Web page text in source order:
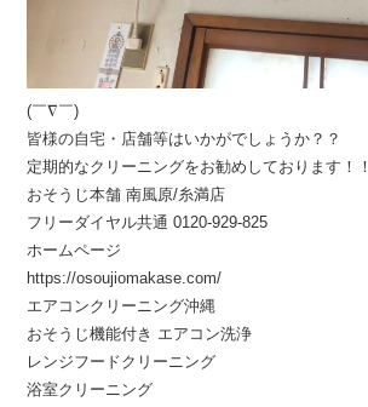
(￣∇￣)
皆様の自宅・店舗等はいかがでしょうか？？
定期的なクリーニングをお勧めしております！！
おそうじ本舗 南風原/糸満店
フリーダイヤル共通 0120-929-825
ホームページ
https://osoujiomakase.com/
エアコンクリーニング沖縄
おそうじ機能付き エアコン洗浄
レンジフードクリーニング
浴室クリーニング